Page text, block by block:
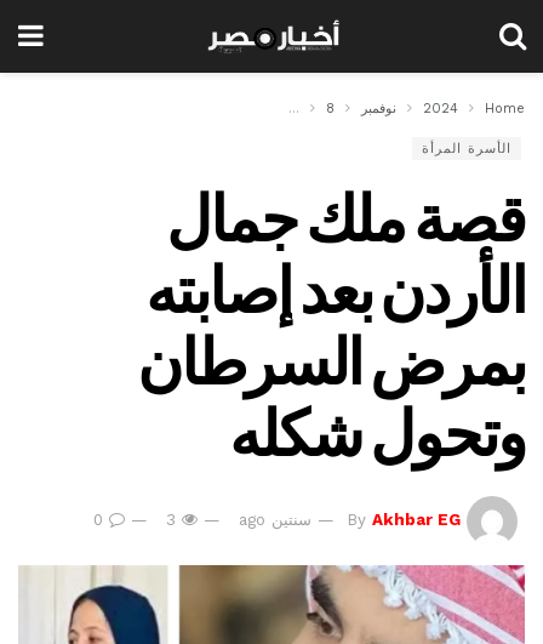
Home
2024 نوفمبر 8 قصة ملك جمال الأردن بعد إصابته بمرض السرطان
الأسرة المرأة
قصة ملك جمال
الأردن بعد إصابته
بمرض السرطان
وتحول شكله
By Akhbar EG سنتين ago